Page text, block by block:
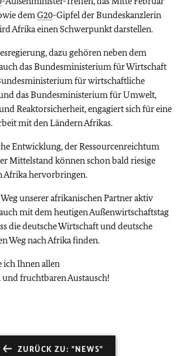
demG20-Gipfel der Bundeskanzlerin
Afrika einen Schwerpunkt darstellen.
dazu gehören neben dem
das Bundesministerium für Wirtschaft
für wirtschaftliche
das Bundesministerium für Umwelt,
Reaktorsicherheit, engagiert sich für eine
mit den Ländern Afrikas.
Entwicklung, der Ressourcenreichtum
Mittelstand können schon bald riesige
Afrika hervorbringen.
unserer afrikanischen Partner aktiv
mit dem heutigen Außenwirtschaftstag
die deutsche Wirtschaft und deutsche
Weg nach Afrika finden.
ich Ihnen allen
und fruchtbaren Austausch!
ZURÜCK ZU: "NEWS"